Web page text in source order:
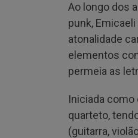
Ao longo dos
punk,
atonalidade
elementos
permeia as
Iniciada como
quarteto,
(guitarra,